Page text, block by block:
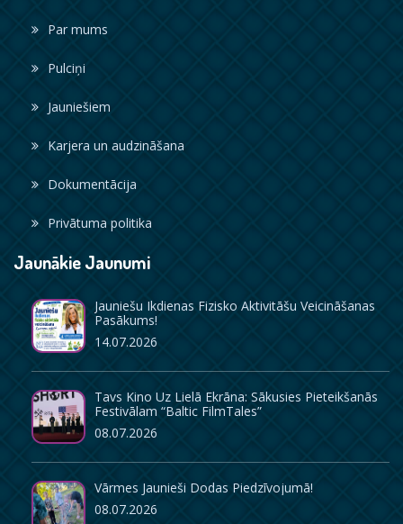
Par mums
Pulciņi
Jauniešiem
Karjera un audzināšana
Dokumentācija
Privātuma politika
Jaunākie Jaunumi
Jauniešu Ikdienas Fizisko Aktivitāšu Veicināšanas
Pasākums!
14.07.2026
Tavs Kino Uz Lielā Ekrāna: Sākusies Pieteikšanās
Festivālam “Baltic FilmTales”
08.07.2026
Vārmes Jaunieši Dodas Piedzīvojumā!
08.07.2026